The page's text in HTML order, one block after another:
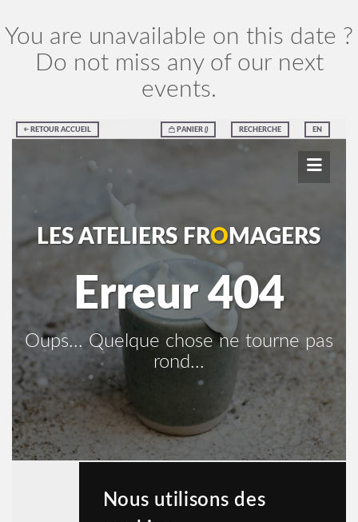
You are unavailable on this date ?
Do not miss any of our next
events.